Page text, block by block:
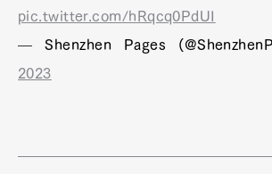
pic.twitter.com/hRqcq0PdUI
— Shenzhen Pages
2023